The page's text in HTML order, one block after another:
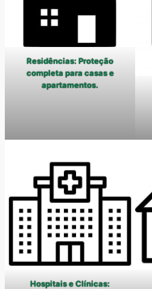
Residências: Proteção
completa para casas e
apartamentos.
Hospitais e Clínicas: